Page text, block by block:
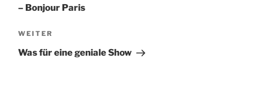
– Bonjour Paris
Nächster
Beitrag
WEITER
Was für eine geniale Show